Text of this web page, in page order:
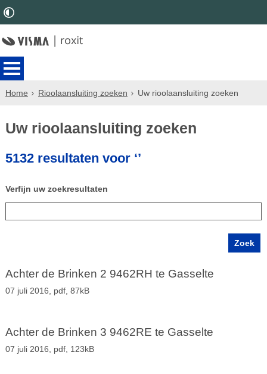
Home Rioolaansluiting zoeken Uw rioolaansluiting zoeken
Uw rioolaansluiting zoeken
5132 resultaten voor ‘’
Verfijn uw zoekresultaten
Achter de Brinken 2 9462RH te Gasselte
07 juli 2016, pdf, 87kB
Achter de Brinken 3 9462RE te Gasselte
07 juli 2016, pdf, 123kB